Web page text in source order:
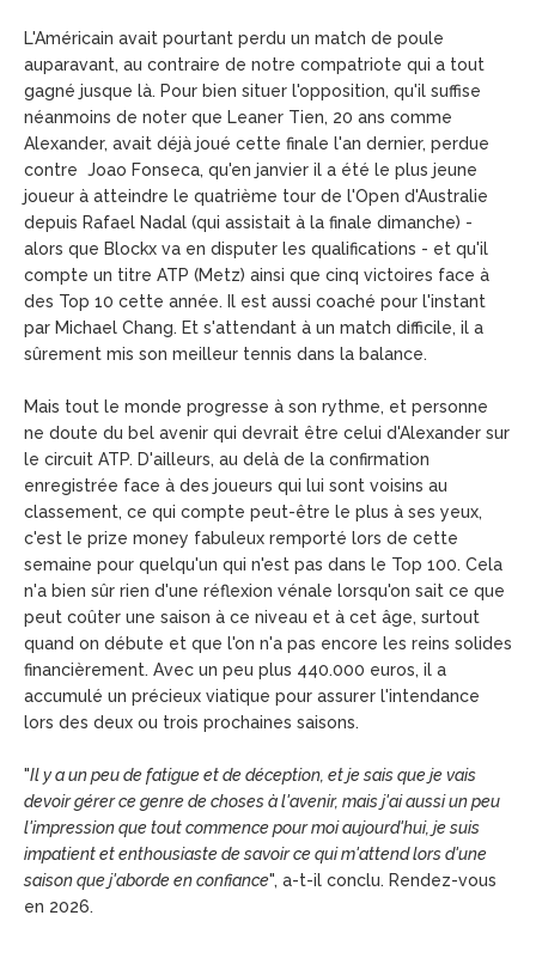
L'Américain avait pourtant perdu un match de poule
auparavant, au contraire de notre compatriote qui a tout
gagné jusque là. Pour bien situer l'opposition, qu'il suffise
néanmoins de noter que Leaner Tien, 20 ans comme
Alexander, avait déjà joué cette finale l'an dernier, perdue
contre Joao Fonseca, qu'en janvier il a été le plus jeune
joueur à atteindre le quatrième tour de l'Open d'Australie
depuis Rafael Nadal (qui assistait à la finale dimanche) -
alors que Blockx va en disputer les qualifications - et qu'il
compte un titre ATP (Metz) ainsi que cinq victoires face à
des Top 10 cette année. Il est aussi coaché pour l'instant
par Michael Chang. Et s'attendant à un match difficile, il a
sûrement mis son meilleur tennis dans la balance.
Mais tout le monde progresse à son rythme, et personne
ne doute du bel avenir qui devrait être celui d'Alexander sur
le circuit ATP. D'ailleurs, au delà de la confirmation
enregistrée face à des joueurs qui lui sont voisins au
classement, ce qui compte peut-être le plus à ses yeux,
c'est le prize money fabuleux remporté lors de cette
semaine pour quelqu'un qui n'est pas dans le Top 100. Cela
n'a bien sûr rien d'une réflexion vénale lorsqu'on sait ce que
peut coûter une saison à ce niveau et à cet âge, surtout
quand on débute et que l'on n'a pas encore les reins solides
financièrement. Avec un peu plus 440.000 euros, il a
accumulé un précieux viatique pour assurer l'intendance
lors des deux ou trois prochaines saisons.
"Il y a un peu de fatigue et de déception, et je sais que je vais
devoir gérer ce genre de choses à l'avenir, mais j'ai aussi un peu
l'impression que tout commence pour moi aujourd'hui, je suis
impatient et enthousiaste de savoir ce qui m'attend lors d'une
saison que j'aborde en confiance", a-t-il conclu. Rendez-vous
en 2026.